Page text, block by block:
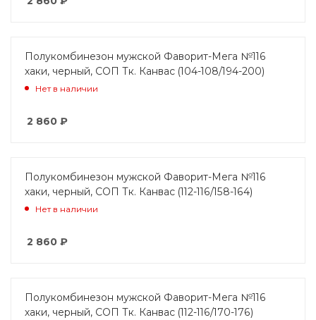
Полукомбинезон мужской Фаворит-Мега №116
хаки, черный, СОП Тк. Канвас (104-108/194-200)
Нет в наличии
2 860 ₽
Полукомбинезон мужской Фаворит-Мега №116
хаки, черный, СОП Тк. Канвас (112-116/158-164)
Нет в наличии
2 860 ₽
Полукомбинезон мужской Фаворит-Мега №116
хаки, черный, СОП Тк. Канвас (112-116/170-176)